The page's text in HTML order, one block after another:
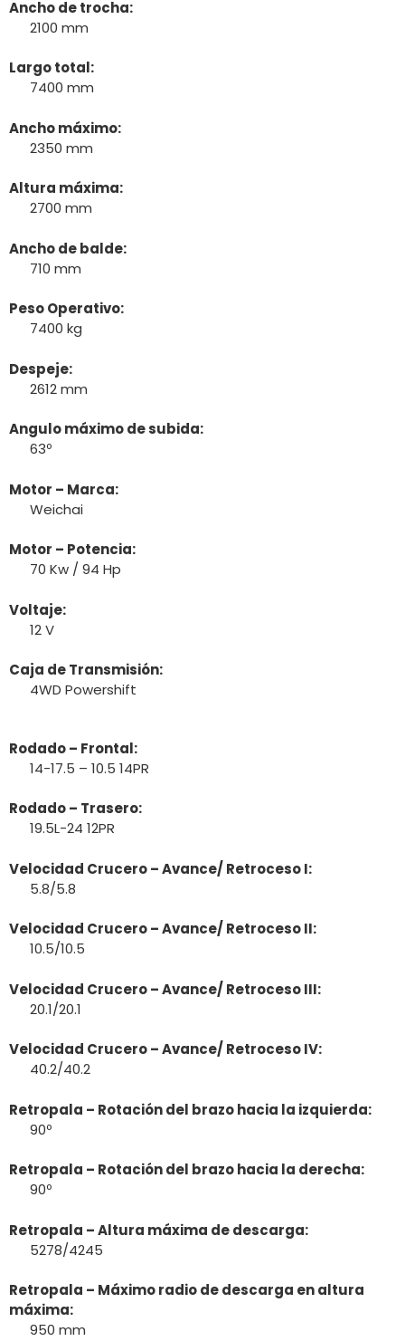
Ancho de trocha:
2100 mm
Largo total:
7400 mm
Ancho máximo:
2350 mm
Altura máxima:
2700 mm
Ancho de balde:
710 mm
Peso Operativo:
7400 kg
Despeje:
2612 mm
Angulo máximo de subida:
63º
Motor – Marca:
Weichai
Motor – Potencia:
70 Kw / 94 Hp
Voltaje:
12 V
Caja de Transmisión:
4WD Powershift
Rodado – Frontal:
14-17.5 – 10.5 14PR
Rodado – Trasero:
19.5L-24 12PR
Velocidad Crucero – Avance/ Retroceso I:
5.8/5.8
Velocidad Crucero – Avance/ Retroceso II:
10.5/10.5
Velocidad Crucero – Avance/ Retroceso III:
20.1/20.1
Velocidad Crucero – Avance/ Retroceso IV:
40.2/40.2
Retropala – Rotación del brazo hacia la izquierda:
90º
Retropala – Rotación del brazo hacia la derecha:
90º
Retropala – Altura máxima de descarga:
5278/4245
Retropala – Máximo radio de descarga en altura
máxima:
950 mm